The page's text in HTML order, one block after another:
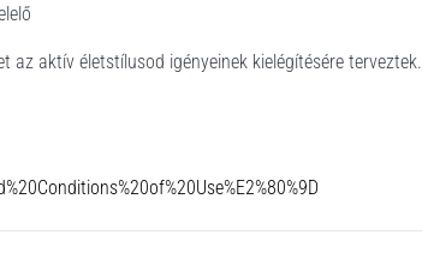
az aktív életstílusod igényeinek kielégítésére terveztek.